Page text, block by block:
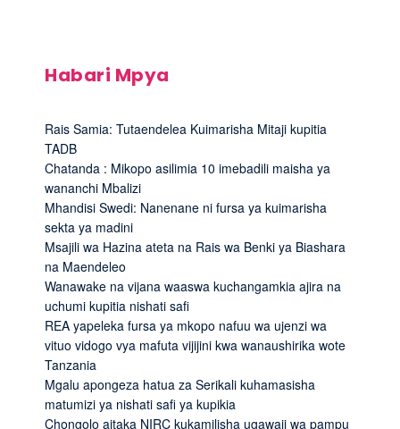
Habari Mpya
Rais Samia: Tutaendelea Kuimarisha Mitaji kupitia
TADB
Chatanda : Mikopo asilimia 10 imebadili maisha ya
wananchi Mbalizi
Mhandisi Swedi: Nanenane ni fursa ya kuimarisha
sekta ya madini
Msajili wa Hazina ateta na Rais wa Benki ya Biashara
na Maendeleo
Wanawake na vijana waaswa kuchangamkia ajira na
uchumi kupitia nishati safi
REA yapeleka fursa ya mkopo nafuu wa ujenzi wa
vituo vidogo vya mafuta vijijini kwa wanaushirika wote
Tanzania
Mgalu apongeza hatua za Serikali kuhamasisha
matumizi ya nishati safi ya kupikia
Chongolo aitaka NIRC kukamilisha ugawaji wa pampu